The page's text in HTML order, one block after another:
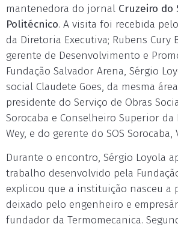
mantenedora do jornal Cruzeiro do
Politécnico. A visita foi recebida
da Diretoria Executiva; Rubens Cury
gerente de Desenvolvimento e
Fundação Salvador Arena, Sérgio
social Claudete Goes, da mesma
presidente do Serviço de Obras
Sorocaba e Conselheiro Superior da
Wey, e do gerente do SOS Sorocaba,
Durante o encontro, Sérgio Loyola
trabalho desenvolvido pela
explicou que a instituição nasceu a
deixado pelo engenheiro e
fundador da Termomecanica.